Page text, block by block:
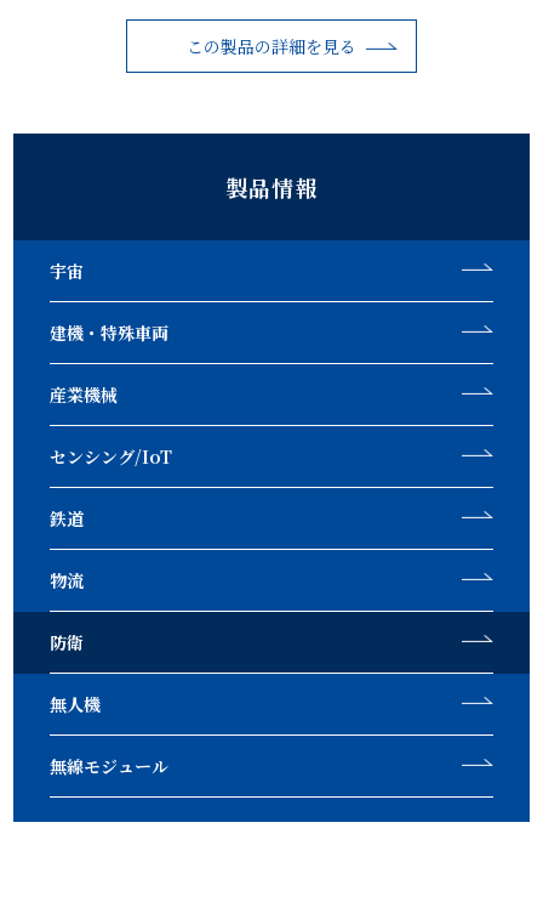
この製品の詳細を見る
製品情報
宇宙
建機・特殊車両
産業機械
センシング/IoT
鉄道
物流
防衛
無人機
無線モジュール